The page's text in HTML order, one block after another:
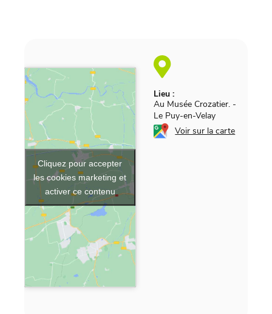
Lieu :
Au Musée Crozatier. -
Le Puy-en-Velay
Voir sur la carte
Cliquez pour accepter
les cookies marketing et
activer ce contenu